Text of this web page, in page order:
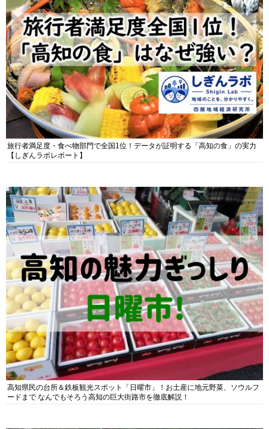
旅行者満足度・食べ物部門で全国1位！データが証明する「高知の食」の実力
【しぎんラボレポート】
高知県民の台所＆鉄板観光スポット「日曜市」！お土産に地元野菜、ソウルフ
ードまで なんでもそろう高知の巨大街路市を徹底解説！